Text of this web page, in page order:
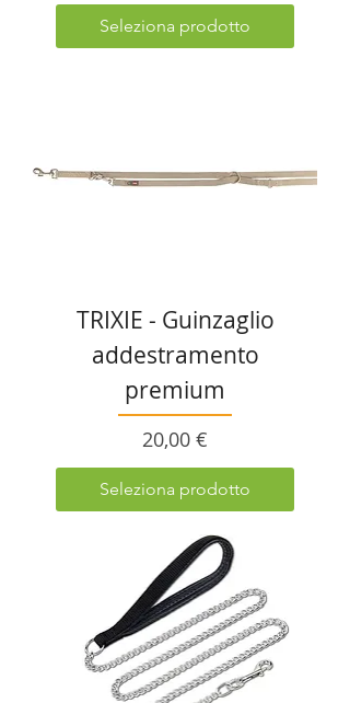
Seleziona prodotto
TRIXIE - Guinzaglio
addestramento
premium
Prezzo
20,00 €
Seleziona prodotto